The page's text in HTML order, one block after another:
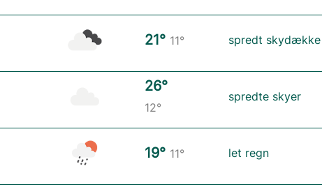
21° 11° spredt skydække
26°
12°
spredte skyer
19° 11° let regn